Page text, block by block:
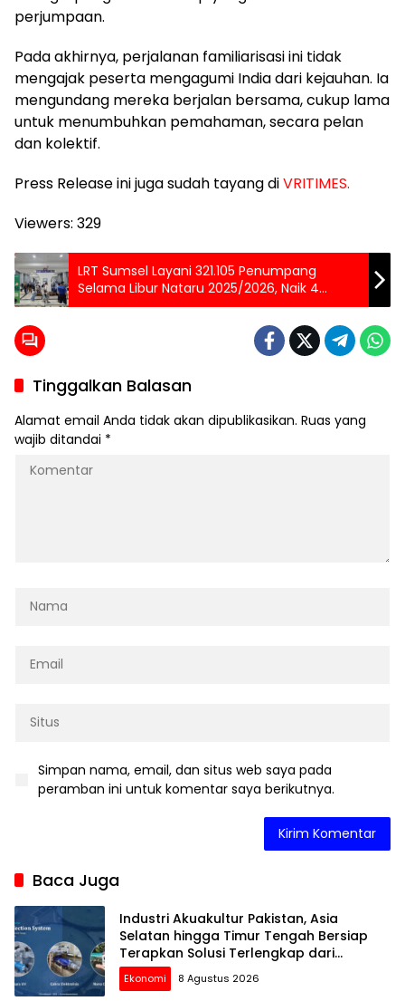
perjumpaan.
Pada akhirnya, perjalanan familiarisasi ini tidak
mengajak peserta mengagumi India dari kejauhan. Ia
mengundang mereka berjalan bersama, cukup lama
untuk menumbuhkan pemahaman, secara pelan
dan kolektif.
Press Release ini juga sudah tayang diVRITIMES.
Viewers: 329
LRT Sumsel Layani 321.105 Penumpang
Selama Libur Nataru 2025/2026, Naik 4
Persen
Tinggalkan Balasan
Alamat email Anda tidak akan dipublikasikan. Ruas yang
wajib ditandai *
Simpan nama, email, dan situs web saya pada
peramban ini untuk komentar saya berikutnya.
Baca Juga
Industri Akuakultur Pakistan, Asia
Selatan hingga Timur Tengah Bersiap
Terapkan Solusi Terlengkap dari
Indonesia
Ekonomi 8 Agustus 2026